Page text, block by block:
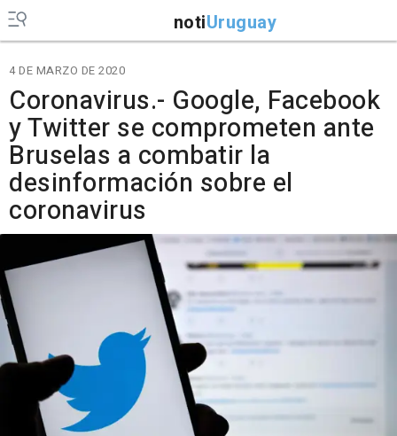
notiUruguay
4 DE MARZO DE 2020
Coronavirus.- Google, Facebook
y Twitter se comprometen ante
Bruselas a combatir la
desinformación sobre el
coronavirus